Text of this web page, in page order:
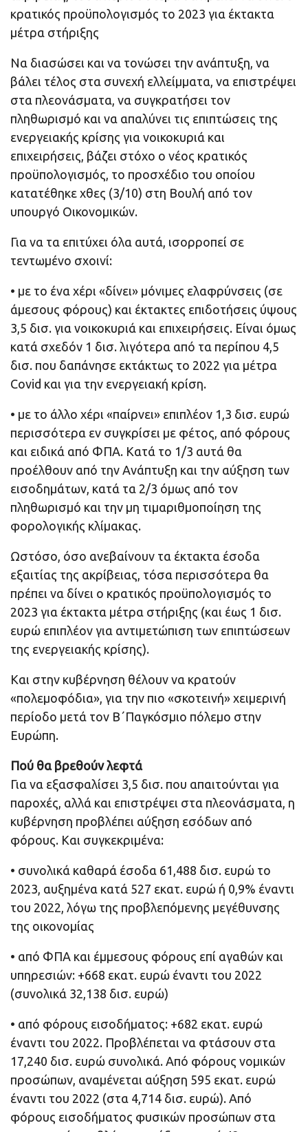
κρατικός προϋπολογισμός το 2023 για έκτακτα
μέτρα στήριξης
Να διασώσει και να τονώσει την ανάπτυξη, να
βάλει τέλος στα συνεχή ελλείμματα, να επιστρέψει
στα πλεονάσματα, να συγκρατήσει τον
πληθωρισμό και να απαλύνει τις επιπτώσεις της
ενεργειακής κρίσης για νοικοκυριά και
επιχειρήσεις, βάζει στόχο ο νέος κρατικός
προϋπολογισμός, το προσχέδιο του οποίου
κατατέθηκε χθες (3/10) στη Βουλή από τον
υπουργό Οικονομικών.
Για να τα επιτύχει όλα αυτά, ισορροπεί σε
τεντωμένο σχοινί:
• με το ένα χέρι «δίνει» μόνιμες ελαφρύνσεις (σε
άμεσους φόρους) και έκτακτες επιδοτήσεις ύψους
3,5 δισ. για νοικοκυριά και επιχειρήσεις. Είναι όμως
κατά σχεδόν 1 δισ. λιγότερα από τα περίπου 4,5
δισ. που δαπάνησε εκτάκτως το 2022 για μέτρα
Covid και για την ενεργειακή κρίση.
• με το άλλο χέρι «παίρνει» επιπλέον 1,3 δισ. ευρώ
περισσότερα εν συγκρίσει με φέτος, από φόρους
και ειδικά από ΦΠΑ. Κατά το 1/3 αυτά θα
προέλθουν από την Ανάπτυξη και την αύξηση των
εισοδημάτων, κατά τα 2/3 όμως από τον
πληθωρισμό και την μη τιμαριθμοποίηση της
φορολογικής κλίμακας.
Ωστόσο, όσο ανεβαίνουν τα έκτακτα έσοδα
εξαιτίας της ακρίβειας, τόσα περισσότερα θα
πρέπει να δίνει ο κρατικός προϋπολογισμός το
2023 για έκτακτα μέτρα στήριξης (και έως 1 δισ.
ευρώ επιπλέον για αντιμετώπιση των επιπτώσεων
της ενεργειακής κρίσης).
Και στην κυβέρνηση θέλουν να κρατούν
«πολεμοφόδια», για την πιο «σκοτεινή» χειμερινή
περίοδο μετά τον Β΄Παγκόσμιο πόλεμο στην
Ευρώπη.
Πού θα βρεθούν λεφτά
Για να εξασφαλίσει 3,5 δισ. που απαιτούνται για
παροχές, αλλά και επιστρέψει στα πλεονάσματα, η
κυβέρνηση προβλέπει αύξηση εσόδων από
φόρους. Και συγκεκριμένα:
• συνολικά καθαρά έσοδα 61,488 δισ. ευρώ το
2023, αυξημένα κατά 527 εκατ. ευρώ ή 0,9% έναντι
του 2022, λόγω της προβλεπόμενης μεγέθυνσης
της οικονομίας
• από ΦΠΑ και έμμεσους φόρους επί αγαθών και
υπηρεσιών: +668 εκατ. ευρώ έναντι του 2022
(συνολικά 32,138 δισ. ευρώ)
• από φόρους εισοδήματος: +682 εκατ. ευρώ
έναντι του 2022. Προβλέπεται να φτάσουν στα
17,240 δισ. ευρώ συνολικά. Από φόρους νομικών
προσώπων, αναμένεται αύξηση 595 εκατ. ευρώ
έναντι του 2022 (στα 4,714 δισ. ευρώ). Από
φόρους εισοδήματος φυσικών προσώπων στα